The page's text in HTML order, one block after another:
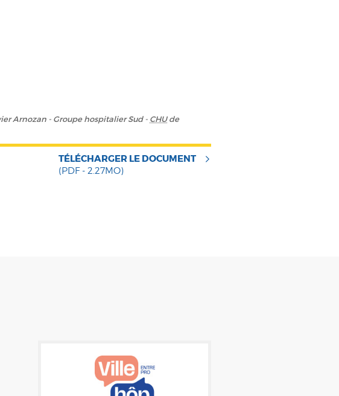
Arnozan - Groupe hospitalier Sud - CHUde
TÉLÉCHARGER LE DOCUMENT
(PDF - 2.27MO)